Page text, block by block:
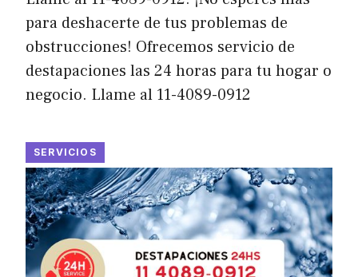
para deshacerte de tus problemas de
obstrucciones! Ofrecemos servicio de
destapaciones las 24 horas para tu hogar o
negocio. Llame al 11-4089-0912
SERVICIOS